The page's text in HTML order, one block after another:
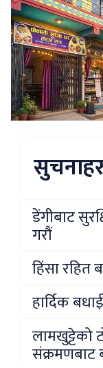
डेंगीबाट
गरौं
हिंसा
हार्दिक बधाई
लामखुट्टेको
संक्रमणबाट